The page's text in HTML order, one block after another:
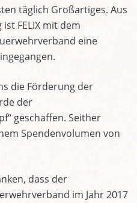
täglich Großartiges. Aus
FELIX mit dem
eine
die Förderung der
der
geschaffen. Seither
Spendenvolumen von
dass der
im Jahr 2017